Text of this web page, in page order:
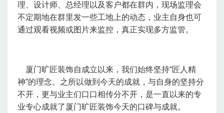
理、设计师、总经理以及客户都在群内，现场监理会
不定期地在群里发一些工地上的动态，业主自身也可
通过观看视频或图片来监控，真正实现多方监管。
厦门旷匠装饰自成立以来，我们始终坚持“匠人精
神”的理念。之所以做到今天的成就，与自身的坚持分
不开，更与业主们口口相传分不开，是一直以来的专
业专心成就了厦门旷匠装饰今天的口碑与成就。